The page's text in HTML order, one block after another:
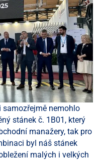
samozřejmě nemohlo
stánek č. 1B01, který
manažery, tak pro
byl náš stánek
malých i velkých